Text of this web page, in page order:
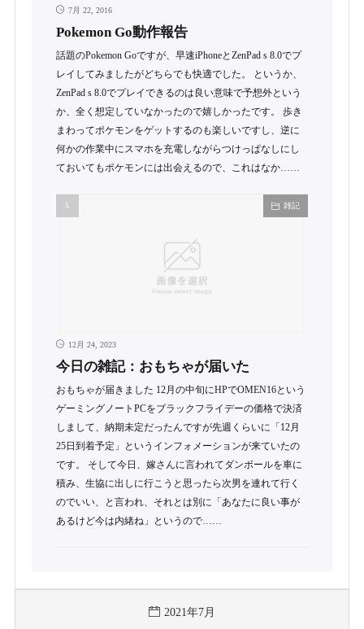
7月 22, 2016
Pokemon Go動作報告
話題のPokemon Goですが、早速iPhoneとZenPad s 8.0でプ
レイしてみましたがどちらでも快適でした。 というか、
ZenPad s 8.0でプレイできるのは良い意味で予想外という
か、全く想定していなかったので嬉しかったです。 歩き
まわってポケモンをゲットするのも楽しいですし、逆に
何かの作業中にスマホを充電しながらつけっぱなしにし
ておいてもポケモンには出会えるので、これはなか……
雑記
12月 24, 2023
今日の雑記：おもちゃが届いた
おもちゃが届きました 12月の中旬にHPでOMEN16という
ゲーミングノートPCをブラックフライデーの価格で決済
しまして、納期未定だったんですが先週くらいに「12月
25日到着予定」というインフォメーションが来ていたの
です。 そして今日、嫁さんに言われてダンボールを車に
積み、生協に出しに行こうと思ったら次男を連れて行く
のでいい、と言われ、それとは別に「あなたに良い事が
あるけど今は内緒ね」というので……
2021年7月